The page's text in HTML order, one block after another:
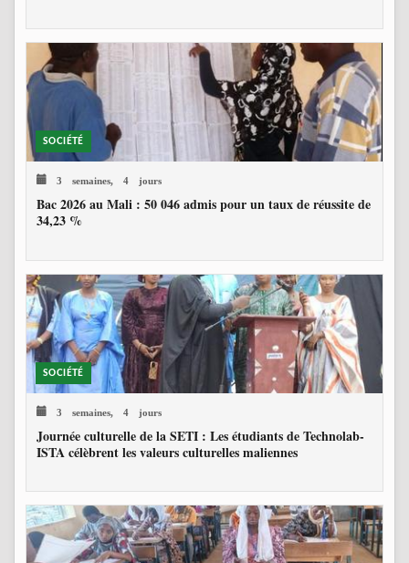
SOCIÉTÉ
3 semaines, 4 jours
Bac 2026 au Mali : 50 046 admis pour un taux de réussite de
34,23 %
SOCIÉTÉ
3 semaines, 4 jours
Journée culturelle de la SETI : Les étudiants de Technolab-
ISTA célèbrent les valeurs culturelles maliennes